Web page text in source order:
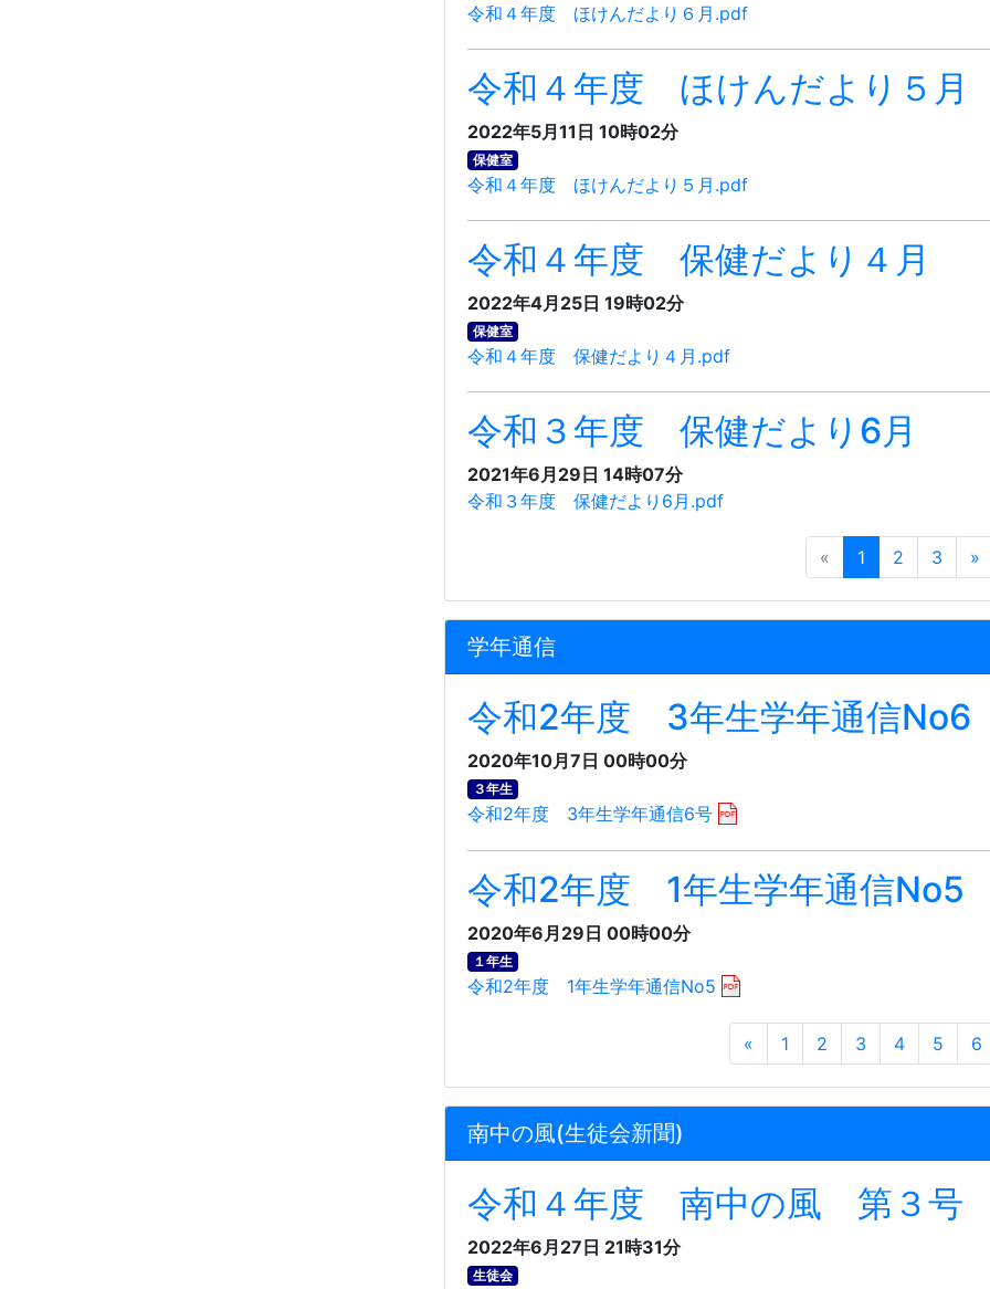
令和４年度 ほけんだより６月.pdf
令和４年度 ほけんだより５月
2022年5月11日 10時02分
保健室
令和４年度 ほけんだより５月.pdf
令和４年度 保健だより４月
2022年4月25日 19時02分
保健室
令和４年度 保健だより４月.pdf
令和３年度 保健だより6月
2021年6月29日 14時07分
令和３年度 保健だより6月.pdf
« 1 2 3 »
学年通信
令和2年度 3年生学年通信No6
2020年10月7日 00時00分
３年生
令和2年度 3年生学年通信6号
令和2年度 1年生学年通信No5
2020年6月29日 00時00分
１年生
令和2年度 1年生学年通信No5
« 1 2 3 4 5 6
南中の風(生徒会新聞)
令和４年度 南中の風 第３号
2022年6月27日 21時31分
生徒会